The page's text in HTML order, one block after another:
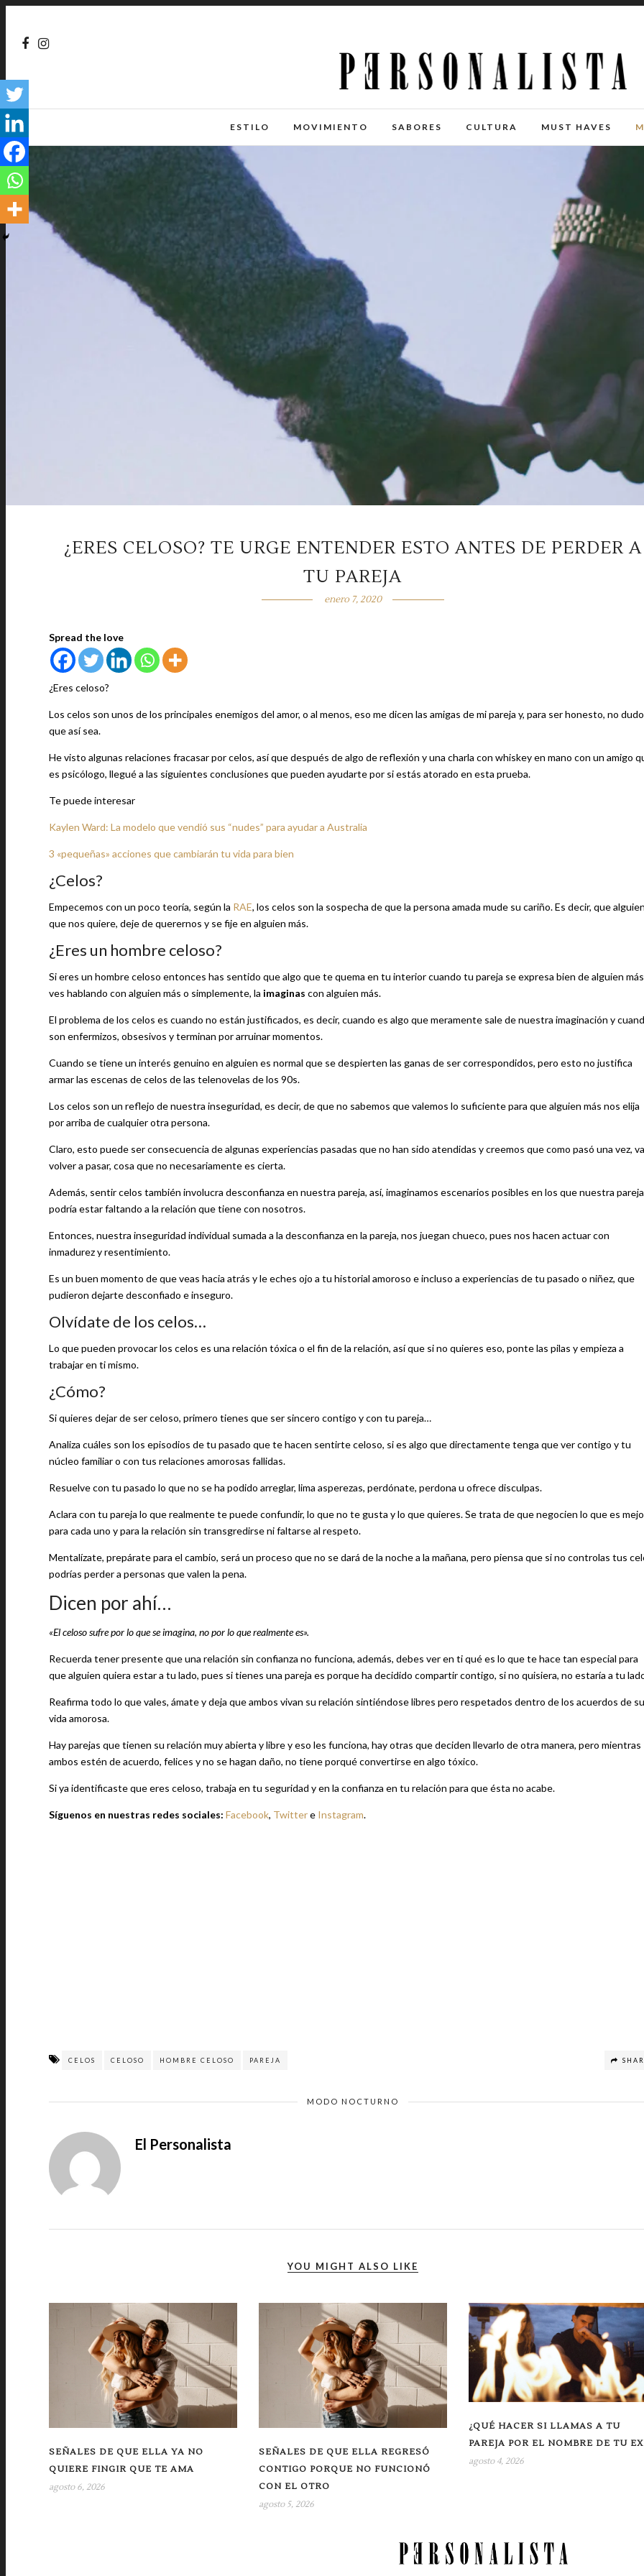
ESTILO MOVIMIENTO SABORES CULTURA MUST HAVES
¿ERES CELOSO? TE URGE ENTENDER ESTO ANTES DE PERDER A
TU PAREJA
enero 7, 2020
Spread the love
¿Eres celoso?
Los celos son unos de los principales enemigos del amor, o al menos, eso me dicen las amigas de mi pareja y, para ser honesto, no dudo
que así sea.
He visto algunas relaciones fracasar por celos, así que después de algo de reflexión y una charla con whiskey en mano con un amigo
es psicólogo, llegué a las siguientes conclusiones que pueden ayudarte por si estás atorado en esta prueba.
Te puede interesar
Kaylen Ward: La modelo que vendió sus “nudes” para ayudar a Australia
3 «pequeñas» acciones que cambiarán tu vida para bien
¿Celos?
Empecemos con un poco teoría, según la RAE, los celos son la sospecha de que la persona amada mude su cariño. Es decir, que
que nos quiere, deje de querernos y se fije en alguien más.
¿Eres un hombre celoso?
Si eres un hombre celoso entonces has sentido que algo que te quema en tu interior cuando tu pareja se expresa bien de alguien
ves hablando con alguien más o simplemente, la imaginas con alguien más.
El problema de los celos es cuando no están justificados, es decir, cuando es algo que meramente sale de nuestra imaginación y
son enfermizos, obsesivos y terminan por arruinar momentos.
Cuando se tiene un interés genuino en alguien es normal que se despierten las ganas de ser correspondidos, pero esto no justifica
armar las escenas de celos de las telenovelas de los 90s.
Los celos son un reflejo de nuestra inseguridad, es decir, de que no sabemos que valemos lo suficiente para que alguien más nos elija
por arriba de cualquier otra persona.
Claro, esto puede ser consecuencia de algunas experiencias pasadas que no han sido atendidas y creemos que como pasó una vez,
volver a pasar, cosa que no necesariamente es cierta.
Además, sentir celos también involucra desconfianza en nuestra pareja, así, imaginamos escenarios posibles en los que nuestra pareja
podría estar faltando a la relación que tiene con nosotros.
Entonces, nuestra inseguridad individual sumada a la desconfianza en la pareja, nos juegan chueco, pues nos hacen actuar con
inmadurez y resentimiento.
Es un buen momento de que veas hacia atrás y le eches ojo a tu historial amoroso e incluso a experiencias de tu pasado o niñez, que
pudieron dejarte desconfiado e inseguro.
Olvídate de los celos…
Lo que pueden provocar los celos es una relación tóxica o el fin de la relación, así que si no quieres eso, ponte las pilas y empieza a
trabajar en ti mismo.
¿Cómo?
Si quieres dejar de ser celoso, primero tienes que ser sincero contigo y con tu pareja…
Analiza cuáles son los episodios de tu pasado que te hacen sentirte celoso, si es algo que directamente tenga que ver contigo y tu
núcleo familiar o con tus relaciones amorosas fallidas.
Resuelve con tu pasado lo que no se ha podido arreglar, lima asperezas, perdónate, perdona u ofrece disculpas.
Aclara con tu pareja lo que realmente te puede confundir, lo que no te gusta y lo que quieres. Se trata de que negocien lo que es
para cada uno y para la relación sin transgredirse ni faltarse al respeto.
Mentalízate, prepárate para el cambio, será un proceso que no se dará de la noche a la mañana, pero piensa que si no controlas tus
podrías perder a personas que valen la pena.
Dicen por ahí…
«El celoso sufre por lo que se imagina, no por lo que realmente es».
Recuerda tener presente que una relación sin confianza no funciona, además, debes ver en ti qué es lo que te hace tan especial para
que alguien quiera estar a tu lado, pues si tienes una pareja es porque ha decidido compartir contigo, si no quisiera, no estaría a tu
Reafirma todo lo que vales, ámate y deja que ambos vivan su relación sintiéndose libres pero respetados dentro de los acuerdos de su
vida amorosa.
Hay parejas que tienen su relación muy abierta y libre y eso les funciona, hay otras que deciden llevarlo de otra manera, pero mientras
ambos estén de acuerdo, felices y no se hagan daño, no tiene porqué convertirse en algo tóxico.
Si ya identificaste que eres celoso, trabaja en tu seguridad y en la confianza en tu relación para que ésta no acabe.
Síguenos en nuestras redes sociales: Facebook, Twittere Instagram.
CELOS CELOSO HOMBRE CELOSO PAREJA
MODO NOCTURNO
El Personalista
YOU MIGHT ALSO LIKE
SEÑALES DE QUE ELLA YA NO
QUIERE FINGIR QUE TE AMA
agosto 6, 2026
SEÑALES DE QUE ELLA REGRESÓ
CONTIGO PORQUE NO FUNCIONÓ
CON EL OTRO
agosto 5, 2026
¿QUÉ HACER SI LLAMAS A TU
PAREJA POR EL NOMBRE DE TU
agosto 4, 2026